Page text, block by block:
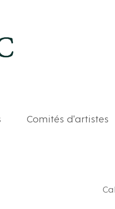
Comités d'artistes